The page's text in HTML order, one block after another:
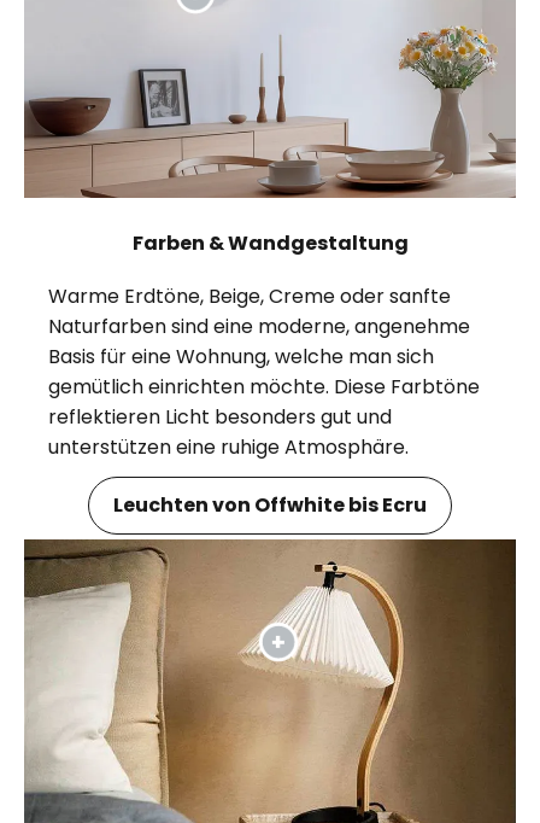
Farben & Wandgestaltung
Warme Erdtöne, Beige, Creme oder sanfte
Naturfarben sind eine moderne, angenehme
Basis für eine Wohnung, welche man sich
gemütlich einrichten möchte. Diese Farbtöne
reflektieren Licht besonders gut und
unterstützen eine ruhige Atmosphäre.
Leuchten von Offwhite bis Ecru